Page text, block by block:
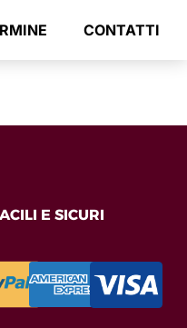
CONTATTI
E SICURI